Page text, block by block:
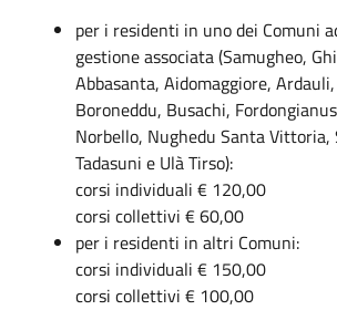
per i residenti in uno dei Comuni
gestione associata (Samugheo,
Abbasanta, Aidomaggiore,
Boroneddu, Busachi,
Norbello, Nughedu Santa Vittoria,
Tadasuni e Ulà Tirso):
corsi individuali € 120,00
corsi collettivi € 60,00
per i residenti in altri Comuni:
corsi individuali € 150,00
corsi collettivi € 100,00